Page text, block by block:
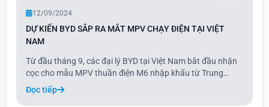
12/09/2024
DỰ KIẾN BYD SẮP RA MẮT MPV CHẠY ĐIỆN TẠI VIỆT
NAM
Từ đầu tháng 9, các đại lý BYD tại Việt Nam bắt đầu nhận
cọc cho mẫu MPV thuần điện M6 nhập khẩu từ Trung
Quốc. Dự kiến ra mắt vào tháng 10, M6 sẽ giao xe cho
khách trong vòng một đến hai tháng sau đó. Hiện tại, mẫu
Đọc tiếp